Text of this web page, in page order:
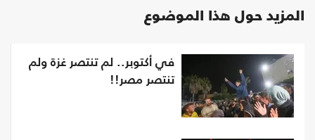
المزيد حول هذا الموضوع
في أكتوبر.. لم تنتصر غزة ولم
تنتصر مصر!!